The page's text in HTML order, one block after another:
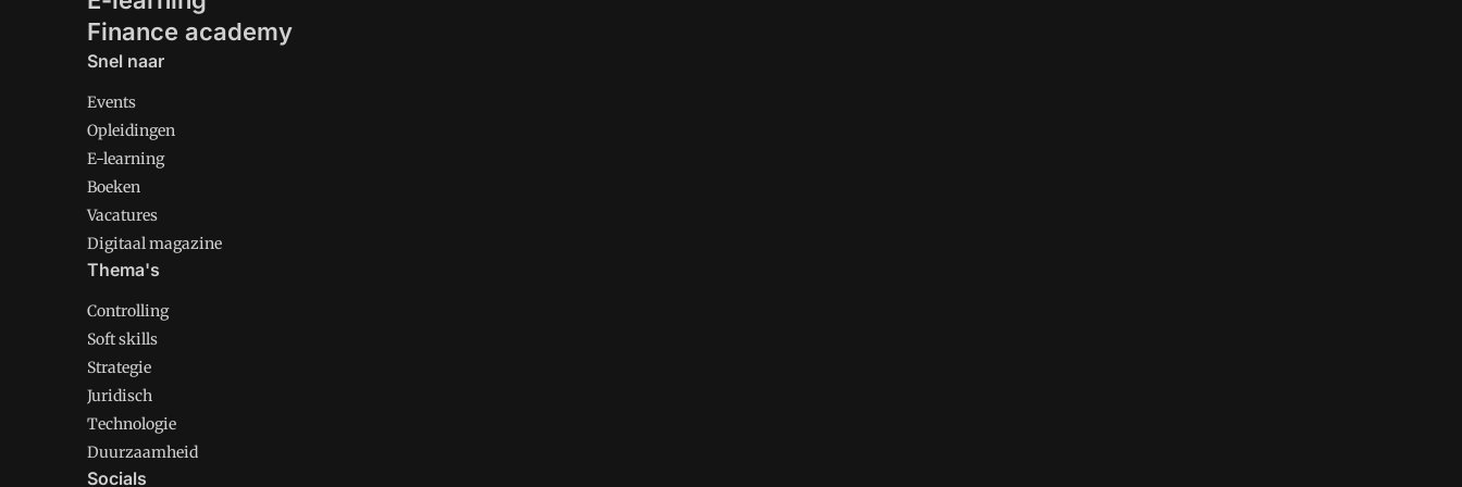
Finance academy
Snel naar
Events
Opleidingen
E-learning
Boeken
Vacatures
Digitaal magazine
Thema's
Controlling
Soft skills
Strategie
Juridisch
Technologie
Duurzaamheid
Socials